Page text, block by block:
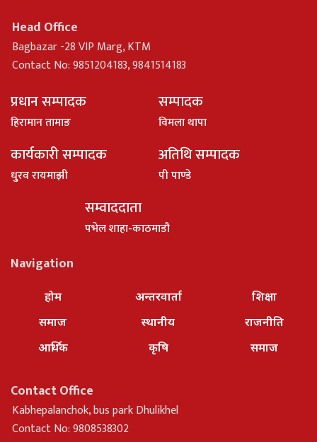
Head Office
Bagbazar -28 VIP Marg, KTM
Contact No: 9851204183, 9841514183
प्रधान सम्पादक
हिरामान तामाङ
सम्पादक
विमला थापा
कार्यकारी सम्पादक
धु्रव रायमाझी
अतिथि सम्पादक
पी पाण्डे
सम्वाददाता
पभेल शाहा-काठमाडौ
Navigation
होम
समाज
आर्थिक
अन्तरवार्ता
स्थानीय
कृषि
शिक्षा
राजनीति
समाज
Contact Office
Kabhepalanchok, bus park Dhulikhel
Contact No: 9808538302